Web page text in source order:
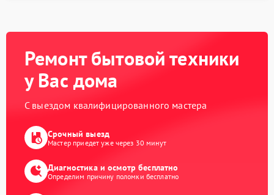
Ремонт бытовой техники
у Вас дома
С выездом квалифицированного мастера
Срочный выезд
Мастер приедет уже через 30 минут
Диагностика и осмотр бесплатно
Определим причину поломки бесплатно